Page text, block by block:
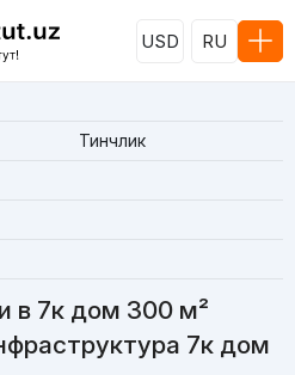
USD RU
Тинчлик
в 7к дом 300 м²
7к дом